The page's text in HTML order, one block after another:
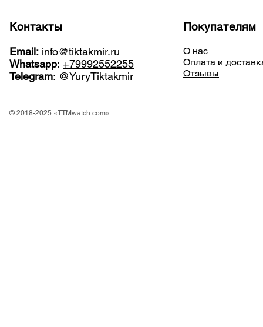
Контакты
Email: info@tiktakmir.ru
Whatsapp: +79992552255
Telegram: @YuryTiktakmir
Покупателям
О нас
Оплата и
Отзывы
© 2018-2025 «TTMwatch.com»